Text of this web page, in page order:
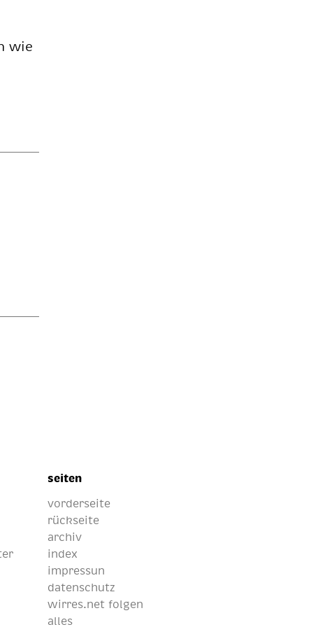
wie
seiten
vorderseite
rückseite
archiv
index
impressun
datenschutz
wirres.net folgen
alles